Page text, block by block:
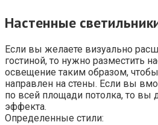
Настенные
Если вы желаете визуально
гостиной, то нужно разместить
освещение таким образом,
направлен на стены. Если вы
по всей площади потолка, то вы
эффекта.
Определенные стили: